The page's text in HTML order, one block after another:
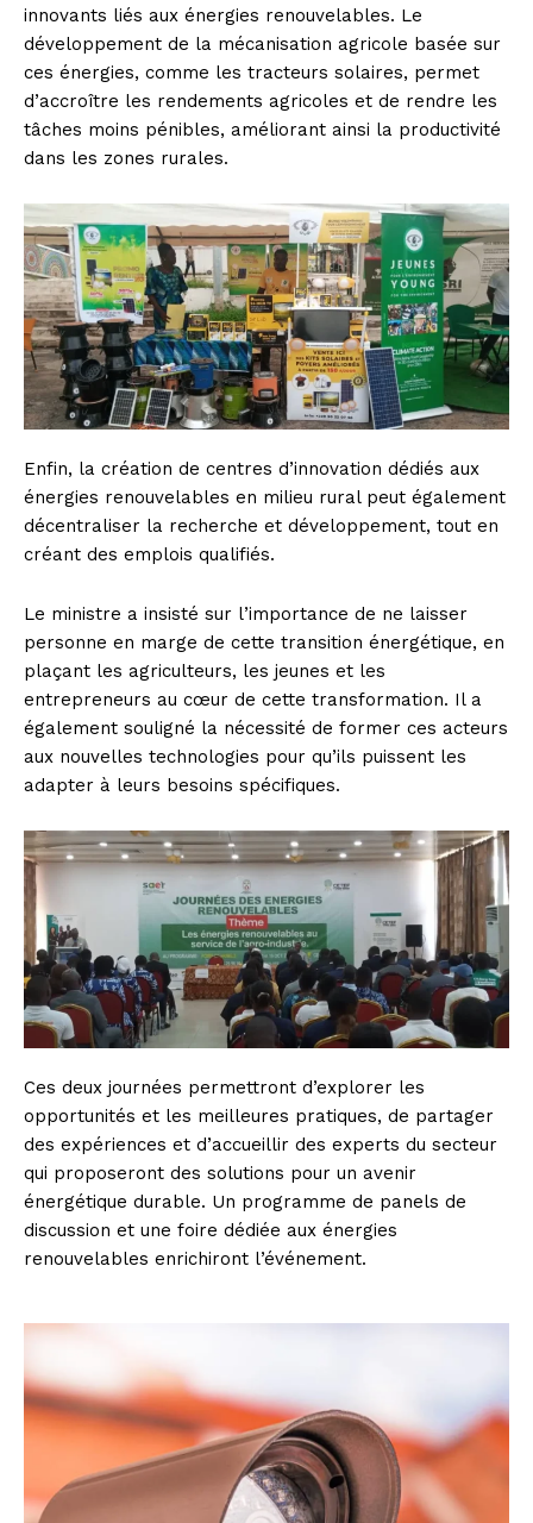
innovants liés aux énergies renouvelables. Le
développement de la mécanisation agricole basée sur
ces énergies, comme les tracteurs solaires, permet
d’accroître les rendements agricoles et de rendre les
tâches moins pénibles, améliorant ainsi la productivité
dans les zones rurales.
Enfin, la création de centres d’innovation dédiés aux
énergies renouvelables en milieu rural peut également
décentraliser la recherche et développement, tout en
créant des emplois qualifiés.
Le ministre a insisté sur l’importance de ne laisser
personne en marge de cette transition énergétique, en
plaçant les agriculteurs, les jeunes et les
entrepreneurs au cœur de cette transformation. Il a
également souligné la nécessité de former ces acteurs
aux nouvelles technologies pour qu’ils puissent les
adapter à leurs besoins spécifiques.
Ces deux journées permettront d’explorer les
opportunités et les meilleures pratiques, de partager
des expériences et d’accueillir des experts du secteur
qui proposeront des solutions pour un avenir
énergétique durable. Un programme de panels de
discussion et une foire dédiée aux énergies
renouvelables enrichiront l’événement.